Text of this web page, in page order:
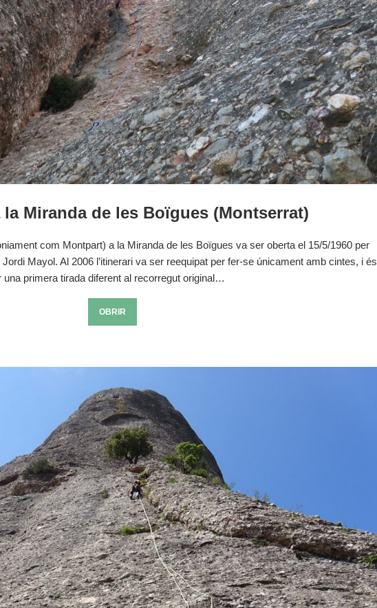
la Miranda de les Boïgues (Montserrat)
com Montpart) a la Miranda de les Boïgues va ser oberta el 15/5/1960 per
Mayol. Al 2006 l’itinerari va ser reequipat per fer-se únicament amb cintes, i és
primera tirada diferent al recorregut original…
OBRIR